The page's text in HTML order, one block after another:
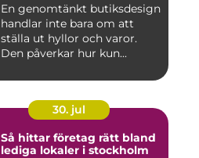
En genomtänkt butiksdesign
handlar inte bara om att
ställa ut hyllor och varor.
Den påverkar hur kun...
30. jul
Så hittar företag rätt bland
lediga lokaler i stockholm